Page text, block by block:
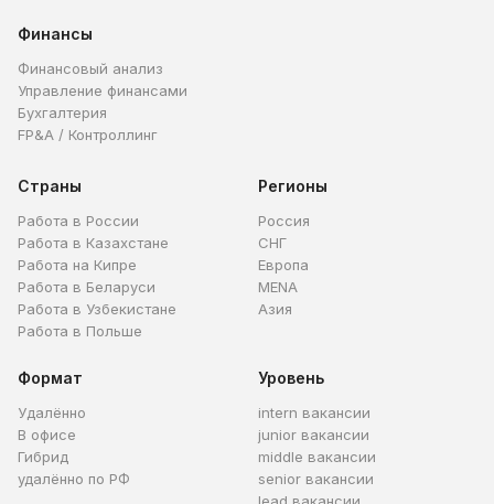
Финансы
Финансовый анализ
Управление финансами
Бухгалтерия
FP&A / Контроллинг
Страны
Работа в России
Работа в Казахстане
Работа на Кипре
Работа в Беларуси
Работа в Узбекистане
Работа в Польше
Регионы
Россия
СНГ
Европа
MENA
Азия
Формат
Удалённо
В офисе
Гибрид
удалённо по РФ
Уровень
intern вакансии
junior вакансии
middle вакансии
senior вакансии